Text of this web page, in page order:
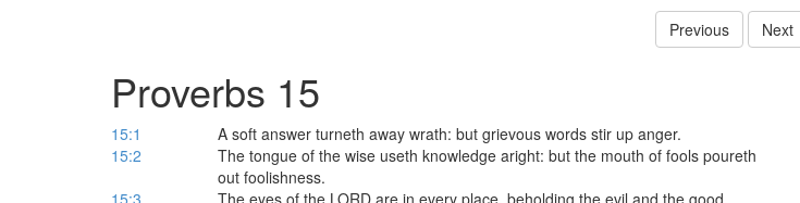
Previous Next
Proverbs 15
15:1 A soft answer turneth away wrath: but grievous words stir up anger.
15:2
The tongue of the wise useth knowledge aright: but the mouth of fools poureth
out foolishness.
15:3
The eyes of the LORD are in every place, beholding the evil and the good.